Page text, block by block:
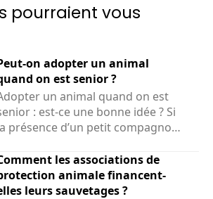
pourraient vous
on adopter un animal
on est senior ?
un animal quand on est
: est-ce une bonne idée ? Si
présence d’un petit compagnon
les associations de
animale financent-
leurs sauvetages ?